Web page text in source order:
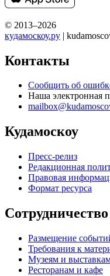
© 2013–2026
кудамоскоу.ру |
Контакты
Сообщить об
Наша электронная
Кудамоскоу
Пресс-релиз
Редакционная
Правовая
Формат ресурса
Сотрудничество
Размещение
Требования к
Музеям и
Ресторанам и кафе